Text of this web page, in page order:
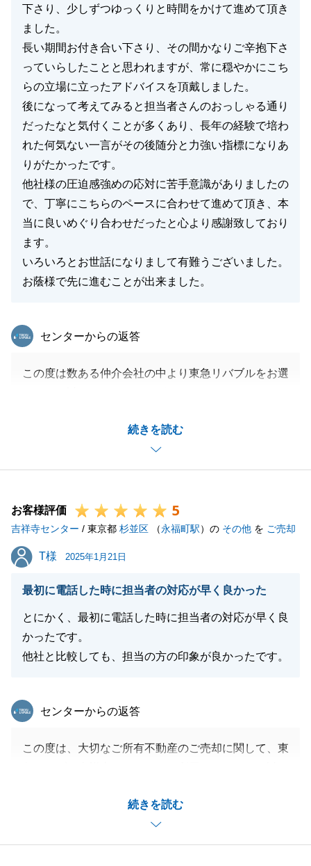
下さり、少しずつゆっくりと時間をかけて進めて頂き
ました。
長い期間お付き合い下さり、その間かなりご辛抱下さ
っていらしたことと思われますが、常に穏やかにこち
らの立場に立ったアドバイスを頂戴しました。
後になって考えてみると担当者さんのおっしゃる通り
だったなと気付くことが多くあり、長年の経験で培わ
れた何気ない一言がその後随分と力強い指標になりあ
りがたかったです。
他社様の圧迫感強めの応対に苦手意識がありましたの
で、丁寧にこちらのペースに合わせて進めて頂き、本
当に良いめぐり合わせだったと心より感謝致しており
ます。
いろいろとお世話になりまして有難うございました。
お蔭様で先に進むことが出来ました。
続きを読む
東急リバブル
センターからの返答
この度は数ある仲介会社の中より東急リバブルをお選
えのご相談でございました。
初めてお会いさせて頂きました数年前のことが昨日の
ように思い出されます。
お菓子を頂戴し、帰社し仕事をしながら頂いておりま
した。
ここにきて寒さが厳しい日が続きますが、ご自愛頂き
ながら、新しいご生活を楽しまれて頂ければ幸甚に存
じます。
お客様評価 5
吉祥寺センター / 東京都 杉並区 （永福町駅）の その他 を ご売却
T様
T様 2025年1月21日
最初に電話した時に担当者の対応が早く良かった
とにかく、最初に電話した時に担当者の対応が早く良
かったです。
他社と比較しても、担当の方の印象が良かったです。
続きを読む
東急リバブル
センターからの返答
この度は、大切なご所有不動産のご売却に関して、東
またお褒めの言葉もありがとうございます。
お打ち合わせ等、何度もT様にもご協力を頂き大変感
謝しております。